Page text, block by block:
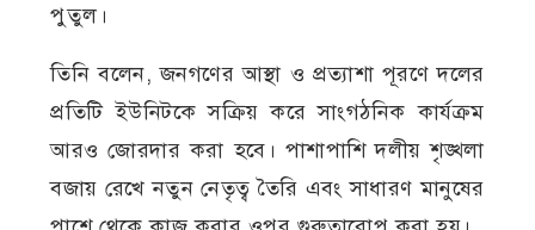
পুতুল।
তিনি বলেন, জনগণের আস্থা ও প্রত্যাশা পূরণে দলের
প্রতিটি ইউনিটকে সক্রিয় করে সাংগঠনিক কার্যক্রম
আরও জোরদার করা হবে। পাশাপাশি দলীয় শৃঙ্খলা
বজায় রেখে নতুন নেতৃত্ব তৈরি এবং সাধারণ মানুষের